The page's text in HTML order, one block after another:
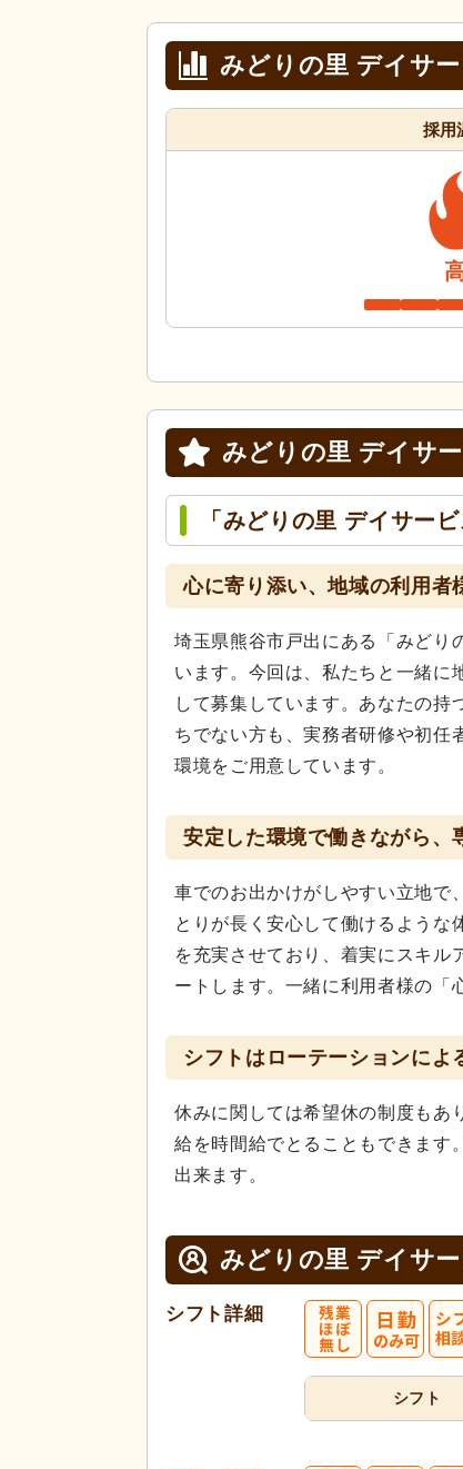
みどりの里 デイサ
採用
みどりの里 デイサ
「みどりの里 デイサー
心に寄り添い、地域の利用者
埼玉県熊谷市戸出にある「みどり
います。今回は、私たちと一緒に
して募集しています。あなたの
ちでない方も、実務者研修や初任
環境をご用意しています。
安定した環境で働きながら、
車でのお出かけがしやすい立地で
とりが長く安心して働けるような
を充実させており、着実にスキル
ートします。一緒に利用者様の「
シフトはローテーションによ
休みに関しては希望休の制度もあ
給を時間給でとることもできます
出来ます。
みどりの里 デイサ
シフト詳細
シフト